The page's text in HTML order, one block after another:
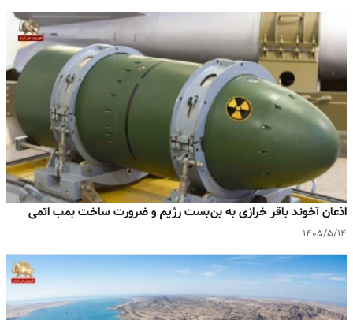
اذعان آخوند باقر خرازی به بن‌بست رژیم و ضرورت ساخت بمب اتمی
۱۴۰۵/۵/۱۴